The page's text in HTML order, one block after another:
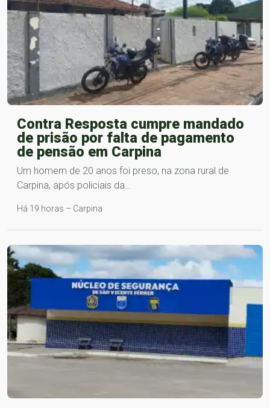
Contra Resposta cumpre mandado
de prisão por falta de pagamento
de pensão em Carpina
Um homem de 20 anos foi preso, na zona rural de
Carpina, após policiais da…
Há 19 horas – Carpina